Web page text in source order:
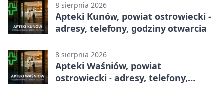
8 sierpnia 2026
Apteki Kunów, powiat ostrowiecki -
adresy, telefony, godziny otwarcia
8 sierpnia 2026
Apteki Waśniów, powiat
ostrowiecki - adresy, telefony,